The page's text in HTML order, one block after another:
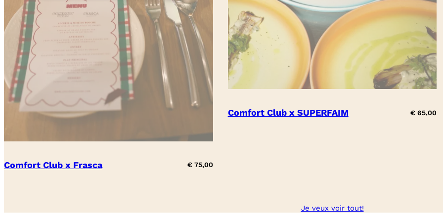
Comfort Club x Frasca €75,00
Comfort Club x SUPERFAIM € 65,00
Je veux voir tout!